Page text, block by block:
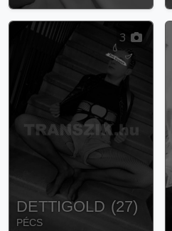
3
DETTIGOLD (27)
PÉCS